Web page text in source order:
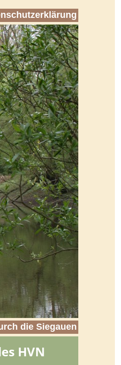
die Siegauen
HVN